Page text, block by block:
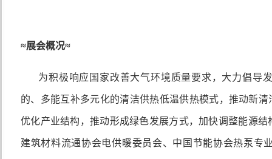
≈展会概况≈
为积极响应国家改善大气环境质量要求，大力倡导
的、多能互补多元化的清洁供热低温供热模式，推动新
优化产业结构，推动形成绿色发展方式，加快调整能源
建筑材料流通协会电供暖委员会、中国节能协会热泵专